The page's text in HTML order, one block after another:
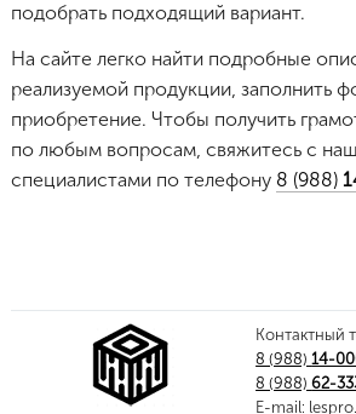
подобрать подходящий вариант.
На сайте легко найти подробные
реализуемой продукции, заполнить
приобретение. Чтобы получить
по любым вопросам, свяжитесь с
специалистами по телефону 8 (988)
Контактный
8 (988) 14-
8 (988)62-
E-mail: